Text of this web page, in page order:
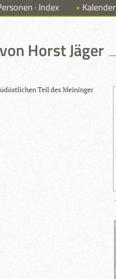
· Index Kalender
Horst Jäger
Teil des Mei­nin­ger